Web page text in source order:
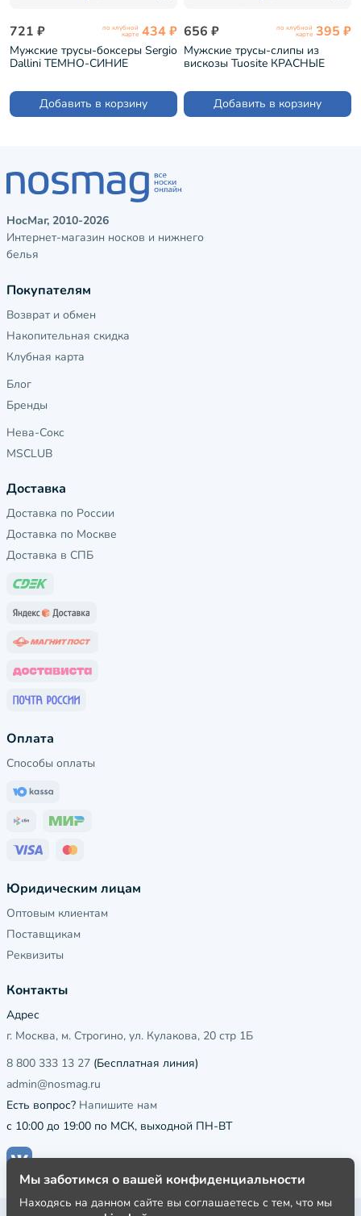
721 ₽ по клубной
карте 434 ₽
Мужские трусы-боксеры Sergio
Dallini ТЕМНО-СИНИЕ
Добавить в корзину
656 ₽ по клубной
карте 395 ₽
Мужские трусы-слипы из
вискозы Tuosite КРАСНЫЕ
Добавить в корзину
НосМаг, 2010-2026
Интернет-магазин носков и нижнего
белья
Покупателям
Возврат и обмен
Накопительная скидка
Клубная карта
Блог
Бренды
Нева-Сокс
MSCLUB
Доставка
Доставка по России
Доставка по Москве
Доставка в СПБ
Оплата
Способы оплаты
Юридическим лицам
Оптовым клиентам
Поставщикам
Реквизиты
Контакты
Адрес
г. Москва, м. Строгино, ул. Кулакова, 20 стр 1Б
8 800 333 13 27 (Бесплатная линия)
admin@nosmag.ru
Есть вопрос? Напишите нам
с 10:00 до 19:00 по МСК, выходной ПН-ВТ
Мы заботимся о вашей конфиденциальности
Находясь на данном сайте вы соглашаетесь с тем, что мы